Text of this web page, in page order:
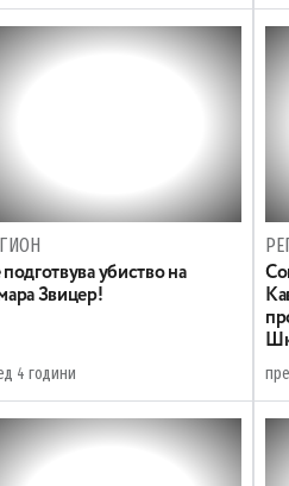
убиство на
Звицер!
4 години